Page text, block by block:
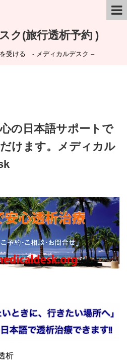
ク(旅行透析予約 )
受ける - メディカルデスク –
の日本語サポートで
けます。メディカル